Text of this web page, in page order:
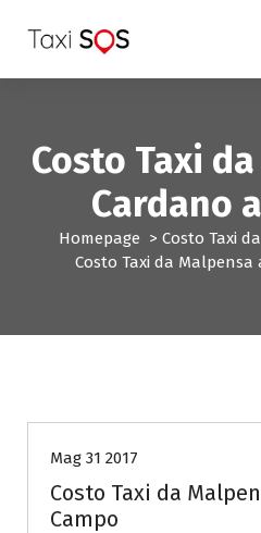
a
Costo Taxi
Cardano
Homepage > Costo Taxi
Costo Taxi da Malpensa
Mag 31 2017
Costo Taxi da
Campo